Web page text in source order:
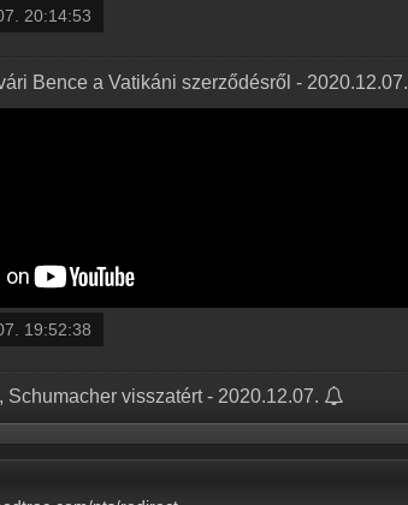
20:14:53
Bence a Vatikáni szerződésről - 2020.12.07.
19:52:38
Schumacher visszatért - 2020.12.07.